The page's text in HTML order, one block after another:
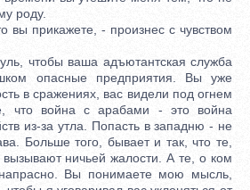
роду.
прикажете, - произнес с чувством
чтобы ваша адъютантская служба
опасные предприятия. Вы уже
в сражениях, вас видели под огнем
что война с арабами - это война
из-за утла. Попасть в западню - не
Больше того, бывает и так, что те,
ничьей жалости. А те, о ком
Вы понимаете мою мысль,